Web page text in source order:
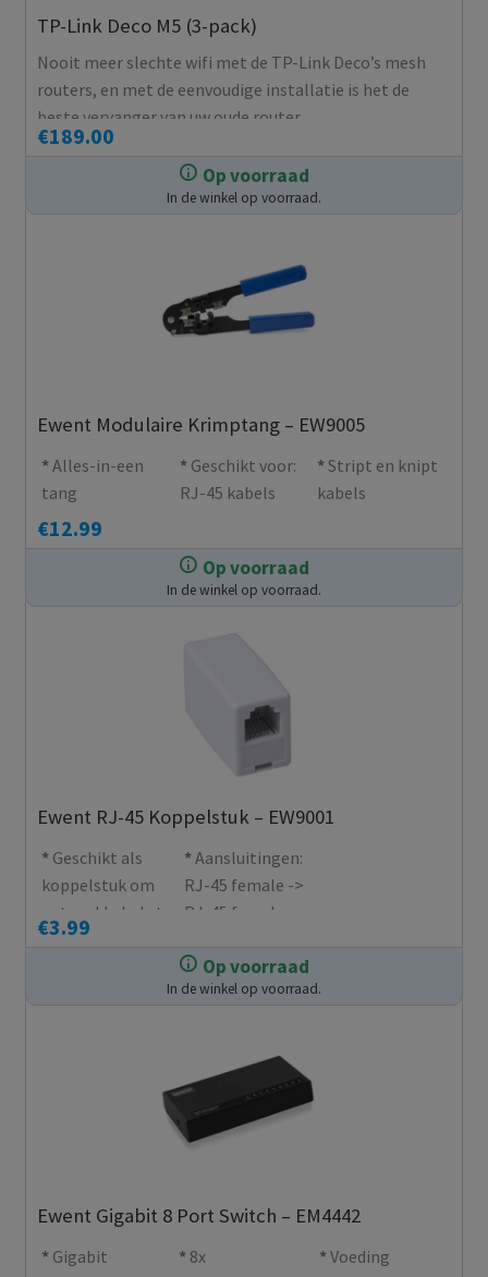
Op voorraad
In de winkel op voorraad.
TP-Link Deco M5 (3-pack)
€189.00
Nooit meer slechte wifi met de TP-Link Deco’s mesh
routers, en met de eenvoudige installatie is het de
beste vervanger van uw oude router.
Op voorraad
In de winkel op voorraad.
Ewent Modulaire Krimptang – EW9005
€12.99
Alles-in-een
tang
Geschikt voor:
RJ-45 kabels
Stript en knipt
kabels
Op voorraad
In de winkel op voorraad.
Ewent RJ-45 Koppelstuk – EW9001
€3.99
Geschikt als
koppelstuk om
netwerkkabels te
verlengen
Aansluitingen:
RJ-45 female ->
RJ-45 female
Ewent Gigabit 8 Port Switch – EM4442
Gigabit
8x
Voeding